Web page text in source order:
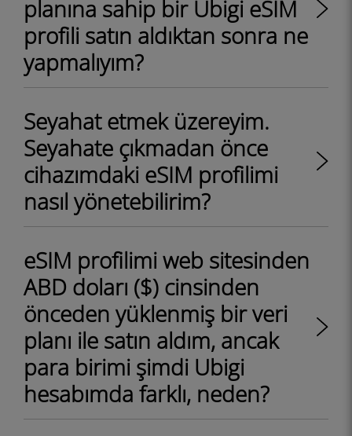
planına sahip bir Ubigi eSIM
profili satın aldıktan sonra ne
yapmalıyım?
Seyahat etmek üzereyim.
Seyahate çıkmadan önce
cihazımdaki eSIM profilimi
nasıl yönetebilirim?
eSIM profilimi web sitesinden
ABD doları ($) cinsinden
önceden yüklenmiş bir veri
planı ile satın aldım, ancak
para birimi şimdi Ubigi
hesabımda farklı, neden?